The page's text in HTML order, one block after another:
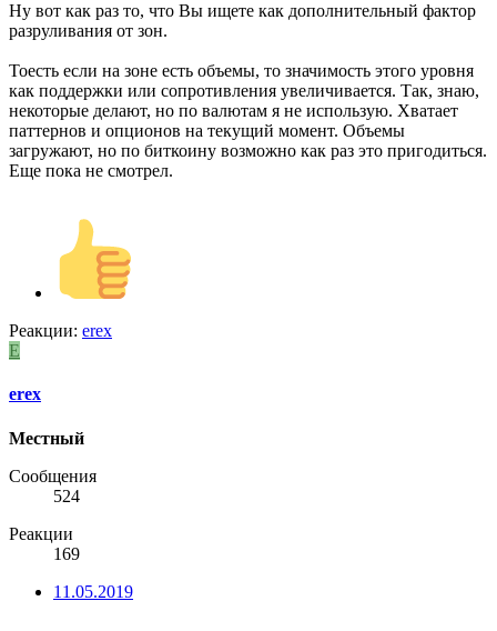
Ну вот как раз то, что Вы ищете как дополнительный фактор
разруливания от зон.
Тоесть если на зоне есть объемы, то значимость этого уровня
как поддержки или сопротивления увеличивается. Так, знаю,
некоторые делают, но по валютам я не использую. Хватает
паттернов и опционов на текущий момент. Объемы
загружают, но по биткоину возможно как раз это пригодиться.
Еще пока не смотрел.
Реакции: erex
E
erex
Местный
Сообщения
524
Реакции
169
11.05.2019